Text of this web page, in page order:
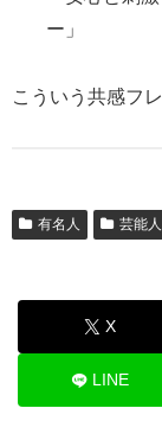
ー」
こういう共感フ
有名人 芸能人
X
LINE